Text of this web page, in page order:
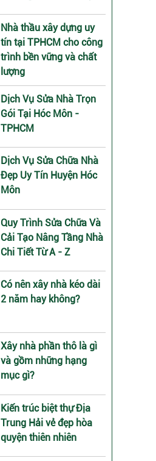
Nhà thầu xây dựng uy
tín tại TPHCM cho công
trình bền vững và chất
lượng
Dịch Vụ Sửa Nhà Trọn
Gói Tại Hóc Môn -
TPHCM
Dịch Vụ Sửa Chữa Nhà
Đẹp Uy Tín Huyện Hóc
Môn
Quy Trình Sửa Chữa Và
Cải Tạo Nâng Tầng Nhà
Chi Tiết Từ A - Z
Có nên xây nhà kéo dài
2 năm hay không?
Xây nhà phần thô là gì
và gồm những hạng
mục gì?
Kiến trúc biệt thự Địa
Trung Hải vẻ đẹp hòa
quyện thiên nhiên